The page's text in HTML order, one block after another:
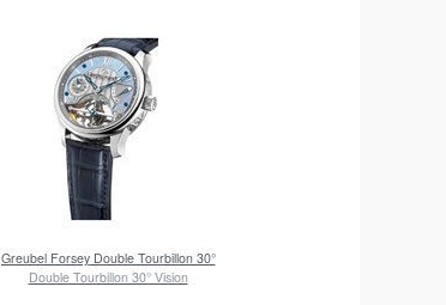
Greubel ForseyDouble Tourbillon 30°
Double Tourbillon 30° Vision